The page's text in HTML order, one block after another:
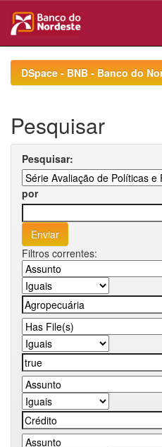
navigationDSpace - BNB - Banco do
Pesquisar
Pesquisar:
por
Filtros correntes: